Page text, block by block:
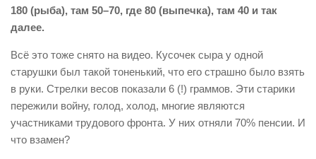
180 (рыба), там 50–70, где 80 (выпечка), там 40 и так
далее.
Всё это тоже снято на видео. Кусочек сыра у одной
старушки был такой тоненький, что его страшно было взять
в руки. Стрелки весов показали 6 (!) граммов. Эти старики
пережили войну, голод, холод, многие являются
участниками трудового фронта. У них отняли 70% пенсии. И
что взамен?